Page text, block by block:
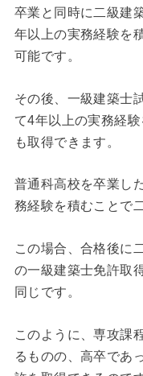
卒業と同時に二級建
年以上の実務経験を
可能です。
その後、一級建築士
て4年以上の実務経
も取得できます。
普通科高校を卒業し
務経験を積むことで
この場合、合格後に
の一級建築士免許取
同じです。
このように、専攻課
るものの、高卒であ